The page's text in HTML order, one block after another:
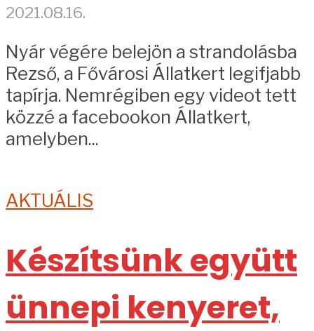
2021.08.16.
Nyár végére belejön a strandolásba
Rezső, a Fővárosi Állatkert legifjabb
tapírja. Nemrégiben egy videot tett
közzé a facebookon Állatkert,
amelyben...
AKTUÁLIS
Készítsünk együtt
ünnepi kenyeret,